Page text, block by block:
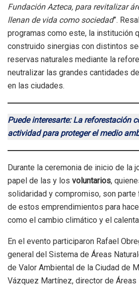
Fundación Azteca, para revitalizar
llenan de vida como sociedad”.
programas como este, la institución
construido sinergias con distintos
reservas naturales mediante la
neutralizar las grandes cantidades
en las ciudades.
Puede interesarte: La reforestación
actividad para proteger el medio
Durante la ceremonia de inicio de la
papel de las y los voluntarios,
solidaridad y compromiso, son
de estos emprendimientos para
como el cambio climático y el
En el evento participaron Rafael
general del Sistema de Áreas
de Valor Ambiental de la Ciudad de
Vázquez Martínez, director de